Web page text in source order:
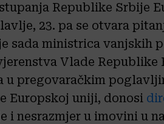
Republike Srbije
23. pa se otvara
sada ministrica vanjskih
Vlade Republike
pregovaračkim
Europskoj uniji, donosi
i nesrazmjer u imovini u